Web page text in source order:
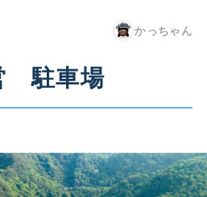
かっちゃん
駐車場